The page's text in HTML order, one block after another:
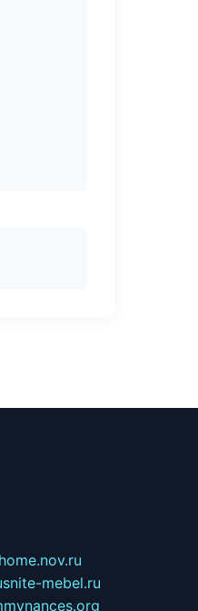
snite-mebel.ru
mynances.org